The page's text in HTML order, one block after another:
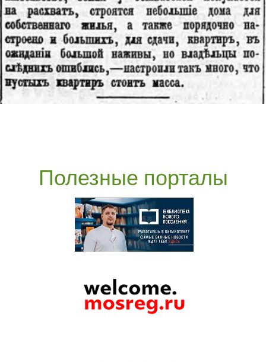
Полезные порталы